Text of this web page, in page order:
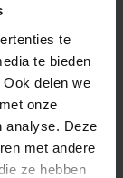
te
te bieden
delen we
onze
analyse. Deze
met andere
ze hebben
|